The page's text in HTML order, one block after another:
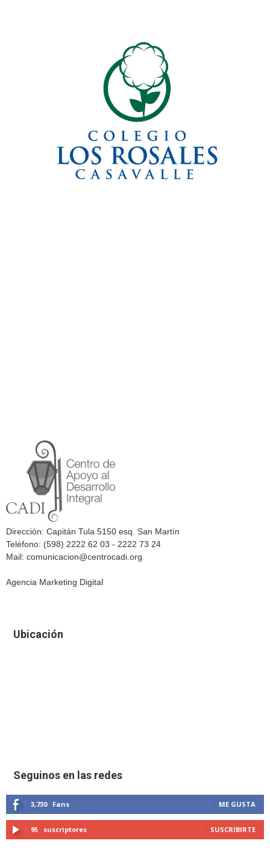
Dirección: Capitán Tula 5150 esq. San Martín
Teléfono: (598) 2222 62 03 - 2222 73 24
Mail: comunicacion@centrocadi.org
Agencia Marketing Digital
Ubicación
Seguinos en las redes
3,730 Fans ME GUSTA
95 suscriptores SUSCRIBIRTE